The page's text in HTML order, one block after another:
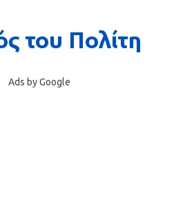
Ads by Google